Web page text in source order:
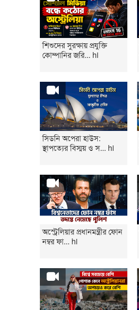
শিশুদের সুরক্ষায় প্রযুক্তি
কোম্পানির জরি... hi
সিডনি অপেরা হাউস:
স্থাপত্যের বিস্ময় ও স... hi
অস্ট্রেলিয়ার প্রধানমন্ত্রীর ফোন
নম্বর ফা... hi